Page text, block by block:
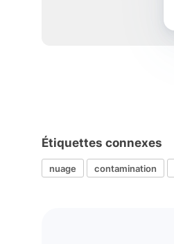
Étiquettes connexes
nuage contamination